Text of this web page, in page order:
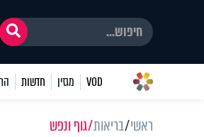
VOD מגזין חדשות
ראשי בריאות גוף ונפש